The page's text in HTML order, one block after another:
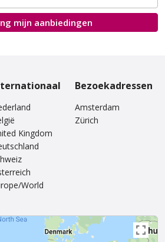
€ 500excl. BTW
mijn aanbiedingen
Kingdom
World
Bezoekadressen
Amsterdam
Zürich